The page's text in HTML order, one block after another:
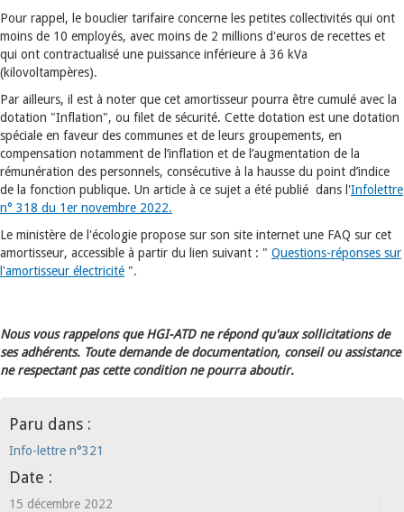
Pour rappel, le bouclier tarifaire concerne les petites collectivités qui ont
moins de 10 employés, avec moins de 2 millions d'euros de recettes et
qui ont contractualisé une puissance inférieure à 36 kVa
(kilovoltampères).
Par ailleurs, il est à noter que cet amortisseur pourra être cumulé avec la
dotation "Inflation", ou filet de sécurité. Cette dotation est une dotation
spéciale en faveur des communes et de leurs groupements, en
compensation notamment de l’inflation et de l’augmentation de la
rémunération des personnels, consécutive à la hausse du point d’indice
de la fonction publique. Un article à ce sujet a été publié dans l'Infolettre
n° 318 du 1er novembre 2022.
Le ministère de l'écologie propose sur son site internet une FAQ sur cet
amortisseur, accessible à partir du lien suivant : " Questions-réponses sur
l'amortisseur électricité ".
Nous vous rappelons que HGI-ATD ne répond qu'aux sollicitations de
ses adhérents. Toute demande de documentation, conseil ou assistance
ne respectant pas cette condition ne pourra aboutir.
Paru dans :
Info-lettre n°321
Date :
15 décembre 2022